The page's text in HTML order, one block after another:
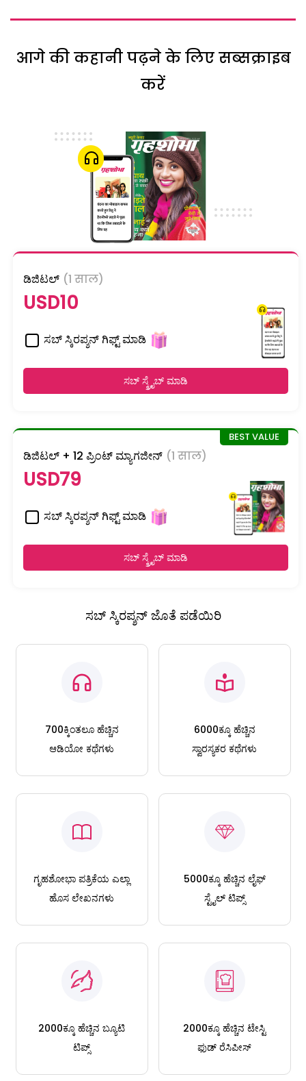
आगे की कहानी पढ़ने के लिए सब्सक्राइब
करें
ಡಿಜಿಟಲ್ (1 साल)
USD10
ಸಬ್ ಸ್ಕಿರಪ್ಶನ್ ಗಿಫ್ಟ್ ಮಾಡಿ
ಸಬ್ ಸ್ಕ್ರೈಬ್ ಮಾಡಿ
ಡಿಜಿಟಲ್ + 12 ಪ್ರಿಂಟ್ ಮ್ಯಾಗಜೀನ್ (1 साल)
USD79
ಸಬ್ ಸ್ಕಿರಪ್ಶನ್ ಗಿಫ್ಟ್ ಮಾಡಿ
ಸಬ್ ಸ್ಕ್ರೈಬ್ ಮಾಡಿ
ಸಬ್ ಸ್ಕಿರಪ್ಶನ್ ಜೊತೆ ಪಡೆಯಿರಿ
700ಕ್ಕಿಂತಲೂ ಹೆಚ್ಚಿನ
ಆಡಿಯೋ ಕಥೆಗಳು
6000ಕ್ಕೂ ಹೆಚ್ಚಿನ
ಸ್ವಾರಸ್ಯಕರ ಕಥೆಗಳು
ಗೃಹಶೋಭಾ ಪತ್ರಿಕೆಯ ಎಲ್ಲಾ
ಹೊಸ ಲೇಖನಗಳು
5000ಕ್ಕೂ ಹೆಚ್ಚಿನ ಲೈಫ್
ಸ್ಟೈಲ್ ಟಿಪ್ಸ್
2000ಕ್ಕೂ ಹೆಚ್ಚಿನ ಬ್ಯೂಟಿ
ಟಿಪ್ಸ್
2000ಕ್ಕೂ ಹೆಚ್ಚಿನ ಟೇಸ್ಟಿ
ಫುಡ್ ರೆಸಿಪೀಸ್